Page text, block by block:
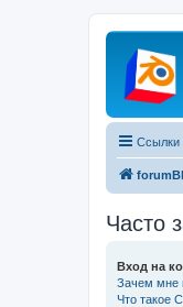
Ссылки
Часто
Вход на
Зачем мне
Что такое